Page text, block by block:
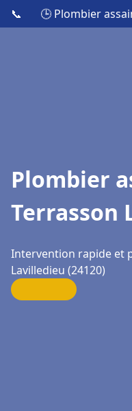
📞 🕒 Plombier
Plombier
Terrasson
Intervention rapide et
Lavilledieu (24120)